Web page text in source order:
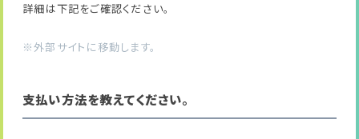
詳細は下記をご確認ください。
※外部サイトに移動します。
支払い方法を教えてください。